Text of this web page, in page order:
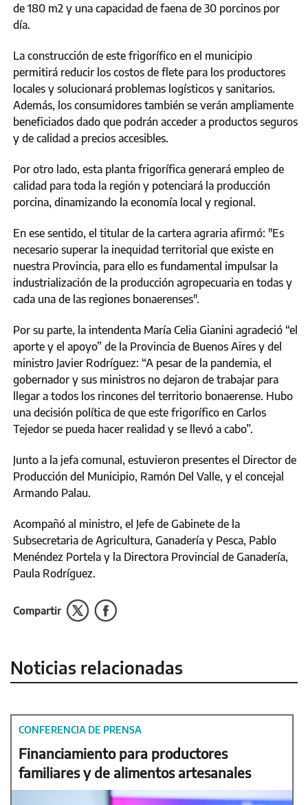
de 180 m2 y una capacidad de faena de 30 porcinos por
día.
La construcción de este frigorífico en el municipio
permitirá reducir los costos de flete para los productores
locales y solucionará problemas logísticos y sanitarios.
Además, los consumidores también se verán ampliamente
beneficiados dado que podrán acceder a productos seguros
y de calidad a precios accesibles.
Por otro lado, esta planta frigorífica generará empleo de
calidad para toda la región y potenciará la producción
porcina, dinamizando la economía local y regional.
En ese sentido, el titular de la cartera agraria afirmó: "Es
necesario superar la inequidad territorial que existe en
nuestra Provincia, para ello es fundamental impulsar la
industrialización de la producción agropecuaria en todas y
cada una de las regiones bonaerenses".
Por su parte, la intendenta María Celia Gianini agradeció “el
aporte y el apoyo” de la Provincia de Buenos Aires y del
ministro Javier Rodríguez: “A pesar de la pandemia, el
gobernador y sus ministros no dejaron de trabajar para
llegar a todos los rincones del territorio bonaerense. Hubo
una decisión política de que este frigorífico en Carlos
Tejedor se pueda hacer realidad y se llevó a cabo”.
Junto a la jefa comunal, estuvieron presentes el Director de
Producción del Municipio, Ramón Del Valle, y el concejal
Armando Palau.
Acompañó al ministro, el Jefe de Gabinete de la
Subsecretaria de Agricultura, Ganadería y Pesca, Pablo
Menéndez Portela y la Directora Provincial de Ganadería,
Paula Rodríguez.
Compartir
Noticias relacionadas
CONFERENCIA DE PRENSA
Financiamiento para productores
familiares y de alimentos artesanales